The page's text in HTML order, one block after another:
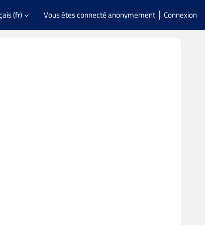
‎(fr)‎ Vous êtes connecté anonymement Connexion